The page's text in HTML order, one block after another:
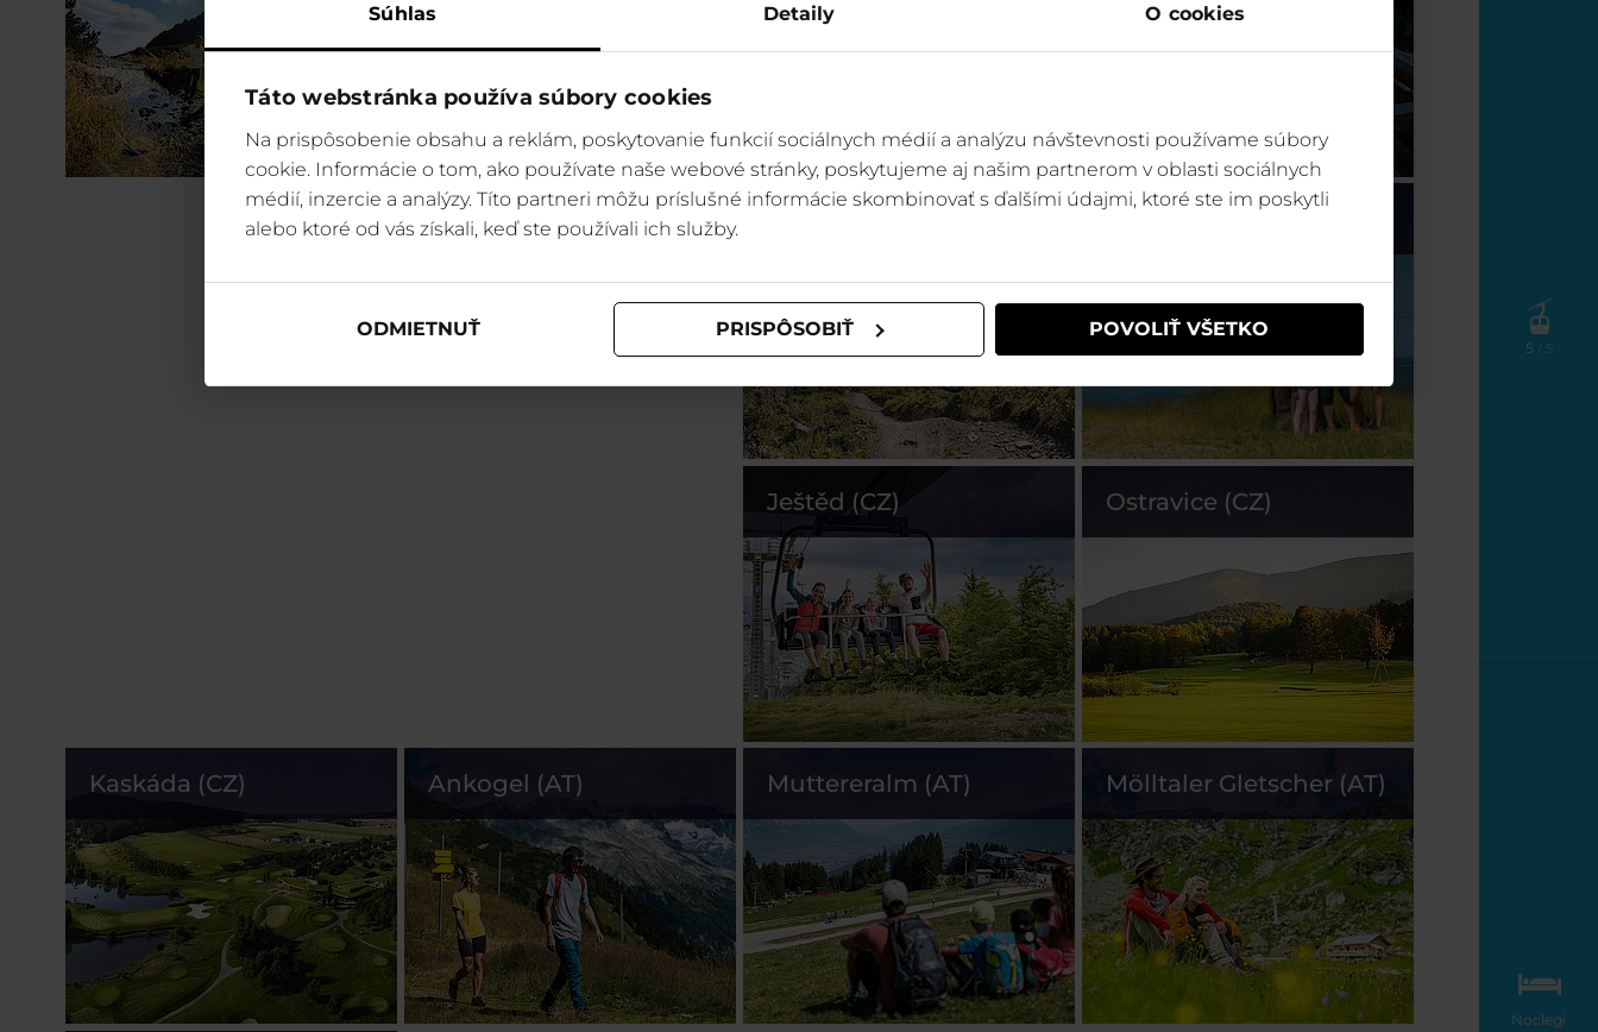
Súhlas Detaily O cookies
Táto webstránka používa súbory cookies
Na prispôsobenie obsahu a reklám, poskytovanie funkcií sociálnych médií a analýzu návštevnosti používame súbory
cookie. Informácie o tom, ako používate naše webové stránky, poskytujeme aj našim partnerom v oblasti sociálnych
médií, inzercie a analýzy. Títo partneri môžu príslušné informácie skombinovať s ďalšími údajmi, ktoré ste im poskytli
alebo ktoré od vás získali, keď ste používali ich služby.
ODMIETNUŤ PRISPÔSOBIŤ POVOLIŤ VŠETKO
5 / 5
Noclegi
Špindl (CZ)
Ještěd (CZ) Ostravice (CZ)
Kaskáda (CZ) Ankogel (AT) Muttereralm (AT) Mölltaler Gletscher (AT)